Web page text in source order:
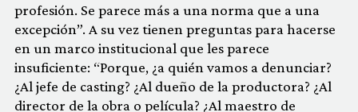
profesión. Se parece más a una norma que a una
excepción”. A su vez tienen preguntas para hacerse
en un marco institucional que les parece
insuficiente: “Porque, ¿a quién vamos a denunciar?
¿Al jefe de casting? ¿Al dueño de la productora? ¿Al
director de la obra o película? ¿Al maestro de